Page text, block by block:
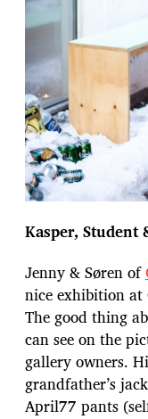
Kasper, Student
Jenny & Søren of
nice exhibition
The good thing
can see on the
gallery owners.
grandfather’s
April77 pants